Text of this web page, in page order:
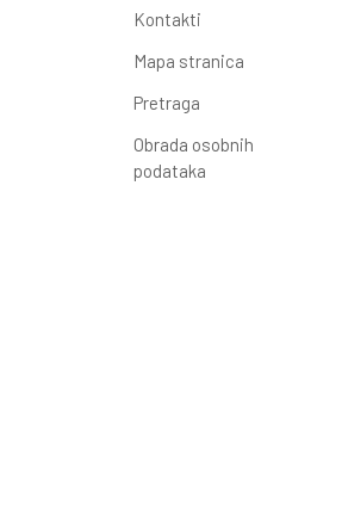
Kontakti
Mapa stranica
Pretraga
Obrada osobnih
podataka